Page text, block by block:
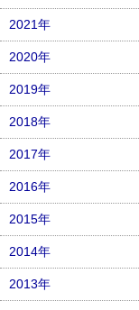
2021年
2020年
2019年
2018年
2017年
2016年
2015年
2014年
2013年